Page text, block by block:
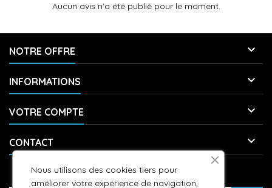
Aucun avis n'a été publié pour le moment.
NOTRE OFFRE 
INFORMATIONS 
VOTRE COMPTE 
CONTACT 
LETTRE D'INFORMATIONS
Nous utilisons des cookies tiers pour
améliorer votre expérience de navigation,